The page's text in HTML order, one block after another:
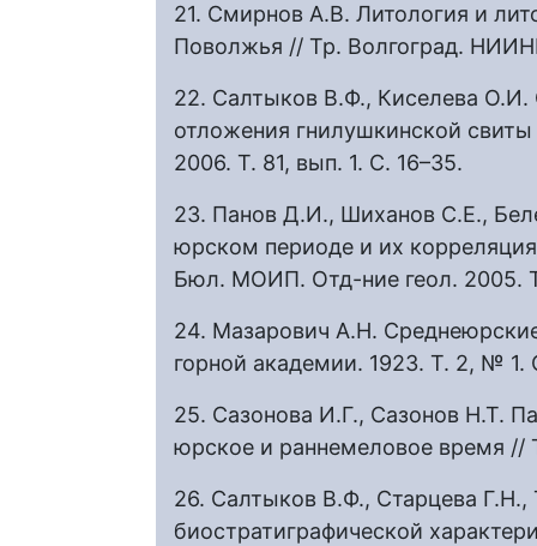
21. Смирнов А.В. Литология и
Поволжья // Тр. Волгоград.
22. Салтыков В.Ф., Киселева О.И.
отложения гнилушкинской
2006. Т. 81, вып. 1. С. 16–35.
23. Панов Д.И., Шиханов С.Е.,
юрском периоде и их
Бюл. МОИП. Отд-ние геол. 2005.
24. Мазарович А.Н.
горной академии. 1923. Т. 2, №
25. Сазонова И.Г., Сазонов Н.Т.
юрское и раннемеловое время
26. Салтыков В.Ф., Старцева
биостратиграфической